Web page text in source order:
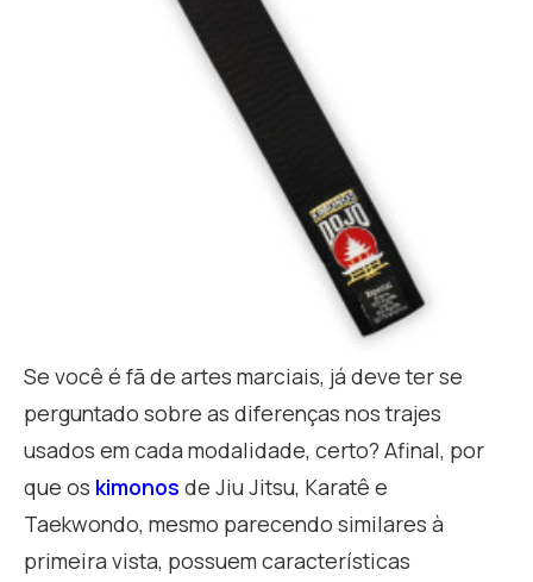
Se você é fã de artes marciais, já deve ter se
perguntado sobre as diferenças nos trajes
usados em cada modalidade, certo? Afinal, por
que os kimonos de Jiu Jitsu, Karatê e
Taekwondo, mesmo parecendo similares à
primeira vista, possuem características